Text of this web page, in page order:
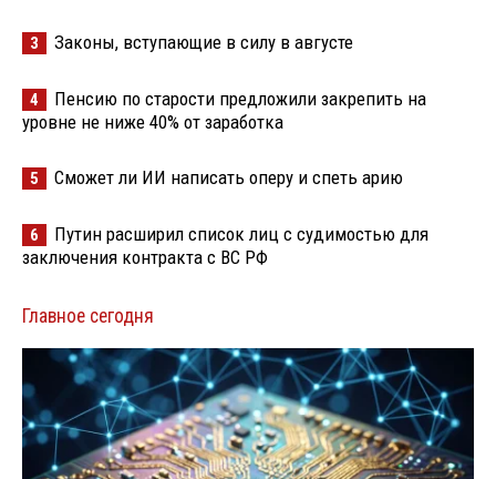
3 Законы, вступающие в силу в августе
4
Пенсию по старости предложили закрепить на
уровне не ниже 40% от заработка
5 Сможет ли ИИ написать оперу и спеть арию
6
Путин расширил список лиц с судимостью для
заключения контракта с ВС РФ
Главное сегодня